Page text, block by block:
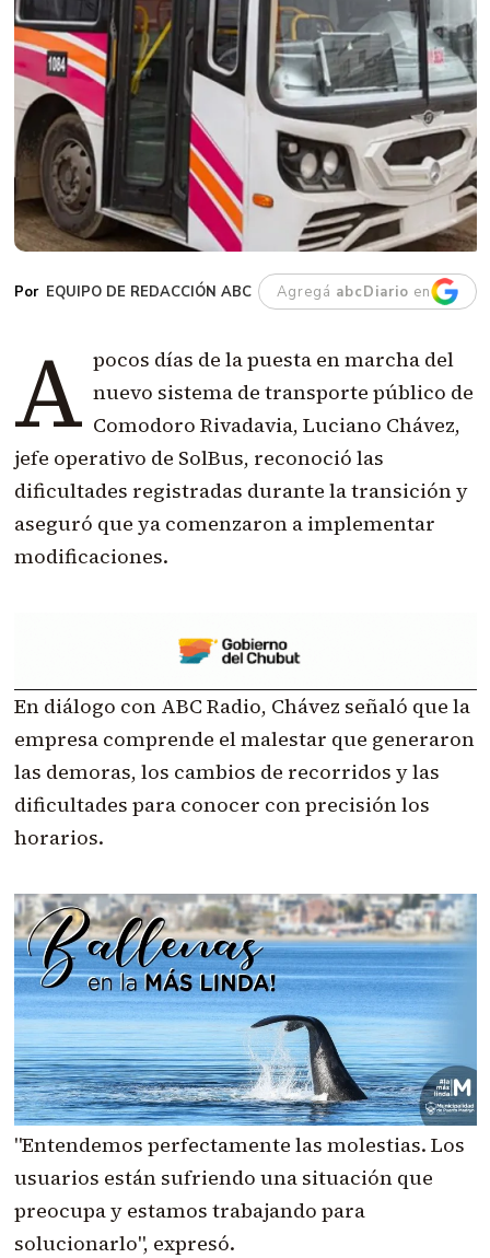
EQUIPO DE REDACCIÓN ABC Agregá abcDiario en
A pocos días de la puesta en marcha del
nuevo sistema de transporte público de
Comodoro Rivadavia, Luciano Chávez,
jefe operativo de SolBus, reconoció las
dificultades registradas durante la transición y
aseguró que ya comenzaron a implementar
modificaciones.
En diálogo con ABC Radio, Chávez señaló que la
empresa comprende el malestar que generaron
las demoras, los cambios de recorridos y las
dificultades para conocer con precisión los
horarios.
"Entendemos perfectamente las molestias. Los
usuarios están sufriendo una situación que
preocupa y estamos trabajando para
solucionarlo", expresó.